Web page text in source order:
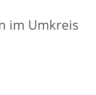
im Umkreis